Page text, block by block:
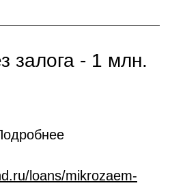
залога - 1 млн.
loans/mikrozaem-